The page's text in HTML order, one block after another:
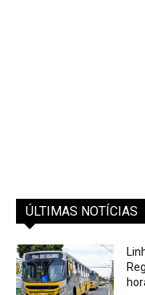
ÚLTIMAS NOTÍCIAS